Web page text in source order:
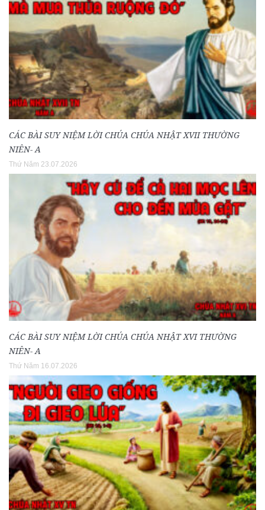
CÁC BÀI SUY NIỆM LỜI CHÚA CHÚA NHẬT XVII THƯỜNG
NIÊN- A
Thứ Năm 23.07.2026
CÁC BÀI SUY NIỆM LỜI CHÚA CHÚA NHẬT XVI THƯỜNG
NIÊN- A
Thứ Năm 16.07.2026